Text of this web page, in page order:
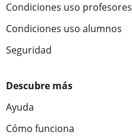
Condiciones uso profesores
Condiciones uso alumnos
Seguridad
Descubre más
Ayuda
Cómo funciona